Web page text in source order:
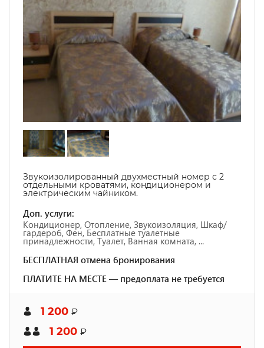
Звукоизолированный двухместный номер с 2
отдельными кроватями, кондиционером и
электрическим чайником.
Доп. услуги:
Кондиционер, Отопление, Звукоизоляция, Шкаф/
гардероб, Фен, Бесплатные туалетные
принадлежности, Туалет, Ванная комната, ...
БЕСПЛАТНАЯ отмена бронирования
ПЛАТИТЕ НА МЕСТЕ — предоплата не требуется
1 200 ₽
1 200 ₽